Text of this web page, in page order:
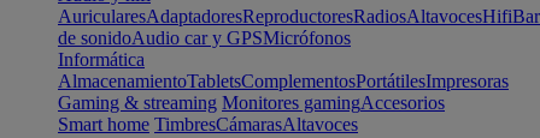
AuricularesAdaptadoresReproductoresRadiosAltavocesHifi
de sonidoAudio car y GPSMicrófonos
Informática
AlmacenamientoTabletsComplementosPortátilesImpresoras
Gaming & streaming Monitores gamingAccesorios
Smart home TimbresCámarasAltavoces